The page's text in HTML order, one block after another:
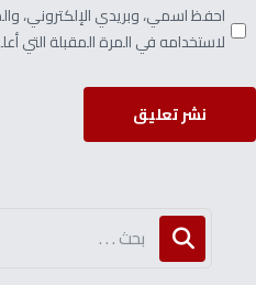
احفظ اسمي، وبريدي الإلكتروني،
لاستخدامه في المرة المقبلة التي
نشر تعليق